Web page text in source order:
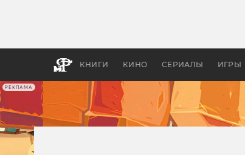
РЕКЛАМА
КНИГИ КИНО СЕРИАЛЫ ИГРЫ